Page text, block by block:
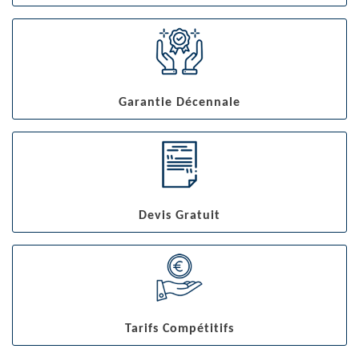
Garantie Décennale
Devis Gratuit
Tarifs Compétitifs